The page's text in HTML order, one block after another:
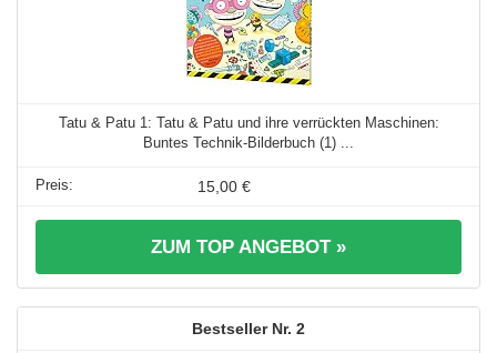
Tatu & Patu 1: Tatu & Patu und ihre verrückten Maschinen:
Buntes Technik-Bilderbuch (1) ...
15,00 €
ZUM TOP ANGEBOT »
2